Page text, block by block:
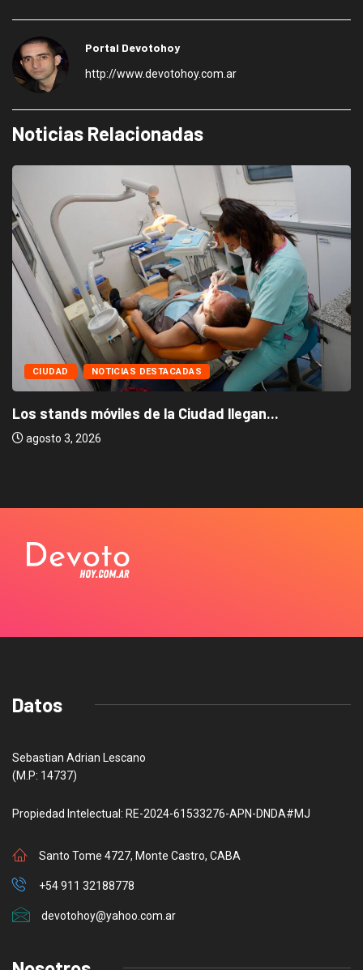
Portal Devotohoy
http://www.devotohoy.com.ar
Noticias Relacionadas
CIUDAD NOTICIAS DESTACADAS
Los stands móviles de la Ciudad llegan...
agosto 3, 2026
Datos
Sebastian Adrian Lescano
(M.P: 14737)
Propiedad Intelectual: RE-2024-61533276-APN-DNDA#MJ
Santo Tome 4727, Monte Castro, CABA
+54 911 32188778
devotohoy@yahoo.com.ar